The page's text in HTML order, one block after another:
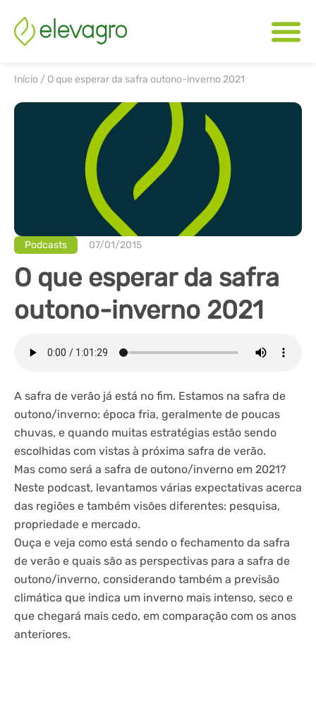
Início / O que esperar da safra outono-inverno 2021
Podcasts 07/01/2015
O que esperar da safra
outono-inverno 2021
A safra de verão já está no fim. Estamos na safra de
outono/inverno: época fria, geralmente de poucas
chuvas, e quando muitas estratégias estão sendo
escolhidas com vistas à próxima safra de verão.
Mas como será a safra de outono/inverno em 2021?
Neste podcast, levantamos várias expectativas acerca
das regiões e também visões diferentes: pesquisa,
propriedade e mercado.
Ouça e veja como está sendo o fechamento da safra
de verão e quais são as perspectivas para a safra de
outono/inverno, considerando também a previsão
climática que indica um inverno mais intenso, seco e
que chegará mais cedo, em comparação com os anos
anteriores.